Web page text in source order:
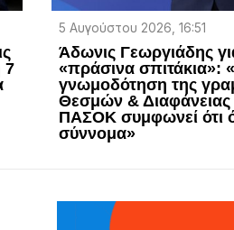
7
5 Αυγούστου 2026, 16:51
Άδωνις Γεωργιάδης
«πράσινα σπιτάκια»:
γνωμοδότηση της
Θεσμών & Διαφάνειας
ΠΑΣΟΚ συμφωνεί ότι
σύννομα»